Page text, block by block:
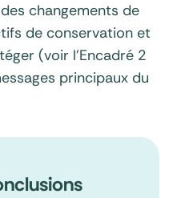
changements de
de conservation et
(voir l’Encadré 2
principaux du